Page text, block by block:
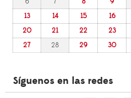
13
14 15 16
20
21 22 23
27
28 29 30
Síguenos en las redes